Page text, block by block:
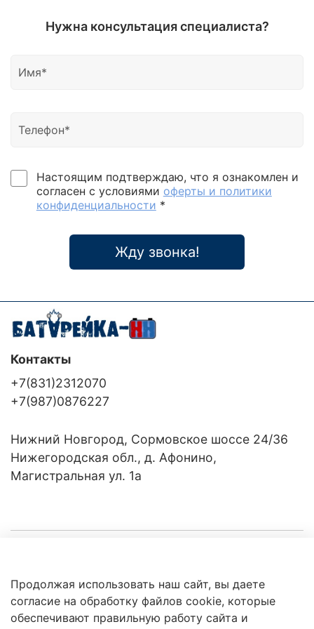
Нужна консультация специалиста?
Настоящим подтверждаю, что я ознакомлен и
согласен с условиями оферты и политики
конфиденциальности *
Жду звонка!
Клиентам
Контакты
+7(831)2312070
+7(987)0876227
Нижний Новгород, Сормовское шоссе 24/36
Нижегородская обл., д. Афонино,
Магистральная ул. 1а
Продолжая использовать наш сайт, вы даете
согласие на обработку файлов cookie, которые
обеспечивают правильную работу сайта и
обработки